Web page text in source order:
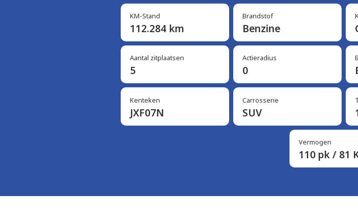
KM-Stand
112.284 km
Brandstof
Benzine
Aantal zitplaatsen
5
Actieradius
0
Kenteken
JXF07N
Carrosserie
SUV
Vermogen
110 pk / 81